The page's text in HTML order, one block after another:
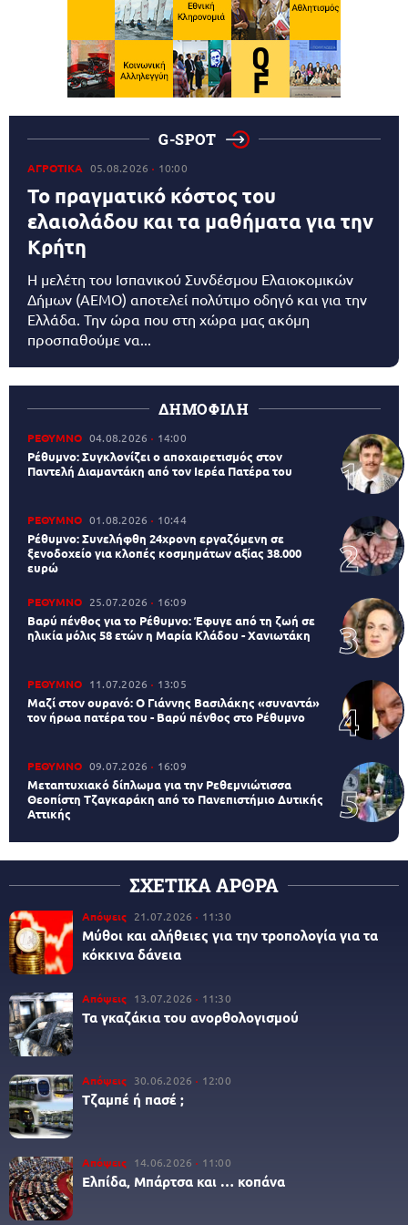
G-SPOT
ΑΓΡΟΤΙΚΑ 05.08.2026 10:00
Το πραγματικό κόστος του
ελαιολάδου και τα μαθήματα για την
Κρήτη
Η μελέτη του Ισπανικού Συνδέσμου Ελαιοκομικών
Δήμων (AEMO) αποτελεί πολύτιμο οδηγό και για την
Ελλάδα. Την ώρα που στη χώρα μας ακόμη
προσπαθούμε να...
ΔΗΜΟΦΙΛΗ
ΡΕΘΥΜΝΟ 04.08.2026 14:00
Ρέθυμνο: Συγκλονίζει ο αποχαιρετισμός στον
Παντελή Διαμαντάκη από τον Ιερέα Πατέρα του
ΡΕΘΥΜΝΟ 01.08.2026 10:44
Ρέθυμνο: Συνελήφθη 24χρονη εργαζόμενη σε
ξενοδοχείο για κλοπές κοσμημάτων αξίας 38.000
ευρώ
ΡΕΘΥΜΝΟ 25.07.2026 16:09
Βαρύ πένθος για το Ρέθυμνο: Έφυγε από τη ζωή σε
ηλικία μόλις 58 ετών η Μαρία Κλάδου - Χανιωτάκη
ΡΕΘΥΜΝΟ 11.07.2026 13:05
Μαζί στον ουρανό: Ο Γιάννης Βασιλάκης «συναντά»
τον ήρωα πατέρα του - Βαρύ πένθος στο Ρέθυμνο
ΡΕΘΥΜΝΟ 09.07.2026 16:09
Μεταπτυχιακό δίπλωμα για την Ρεθεμνιώτισσα
Θεοπίστη Τζαγκαράκη από το Πανεπιστήμιο Δυτικής
Αττικής
ΣΧΕΤΙΚΑ ΑΡΘΡΑ
Απόψεις 21.07.2026 11:30
Μύθοι και αλήθειες για την τροπολογία για τα
κόκκινα δάνεια
Απόψεις 13.07.2026 11:30
Τα γκαζάκια του ανορθολογισμού
Απόψεις 30.06.2026 12:00
Τζαμπέ ή πασέ ;
Απόψεις 14.06.2026 11:00
Ελπίδα, Μπάρτσα και … κοπάνα